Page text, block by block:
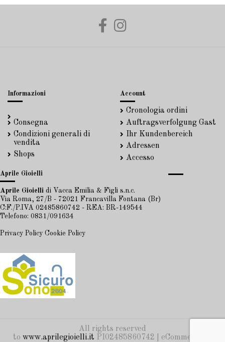
Informazioni
Consegna
Condizioni generali di
vendita
Shops
Account
Cronologia ordini
Auftragsverfolgung Gast
Ihr Kundenbereich
Adressen
Accesso
Aprile Gioielli
Aprile Gioielli di Vacca Emilia & Figli s.n.c.
Via Roma, 27/B - 72021 Francavilla Fontana (Br)
C:F./P.IVA 02485860742 - REA: BR-149544
Telefono: 0831/091634
Privacy Policy Cookie Policy
All rights reserved
to www.aprilegioielli.it PI02485860742 | eCommerce by